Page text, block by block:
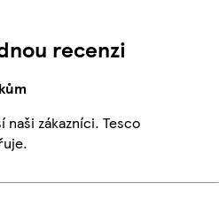
recenzi
naši zákazníci. Tesco